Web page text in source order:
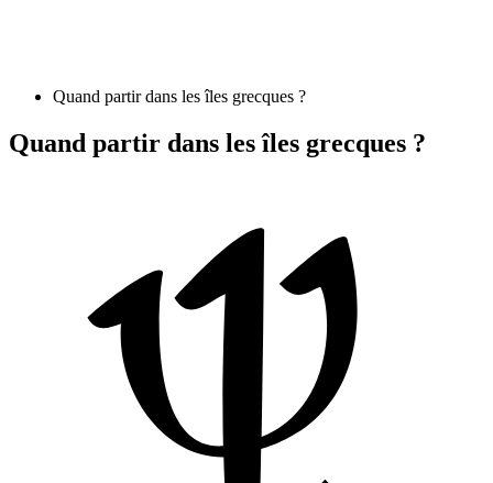
Quand partir dans les îles grecques ?
Quand partir dans les îles grecques ?